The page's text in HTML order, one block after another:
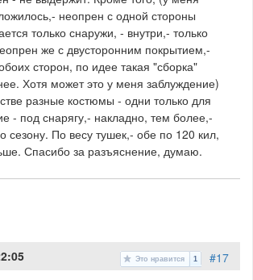
неопрен с одной стороны
только снаружи, - внутри,- только
же с двусторонним покрытием,-
сторон, по идее такая "сборка"
Хотя может это у меня заблуждение)
разные костюмы - одни только для
- под снарягу,- накладно, тем более,-
сезону. По весу тушек,- обе по 120 кил,
Спасибо за разъяснение, думаю.
#17
Это нравится 1